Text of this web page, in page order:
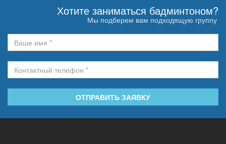
Хотите заниматься бадминтоном?
Мы подберем вам подходящую группу
ОТПРАВИТЬ ЗАЯВКУ